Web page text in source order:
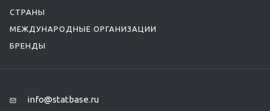
СТРАНЫ
МЕЖДУНАРОДНЫЕ ОРГАНИЗАЦИИ
БРЕНДЫ
info@statbase.ru